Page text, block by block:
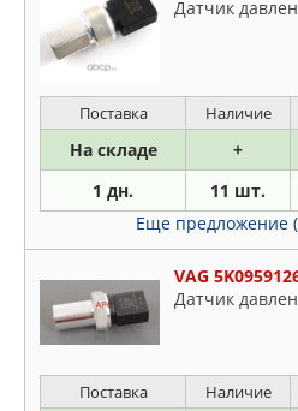
RENAULT
RUEI
TOYOTA
VAG
VALEO
ZIKMAR
Датчик
Поставка Наличие
На складе +
1 дн. 11 шт.
Еще предложение
VAG
Датчик
Поставка Наличие